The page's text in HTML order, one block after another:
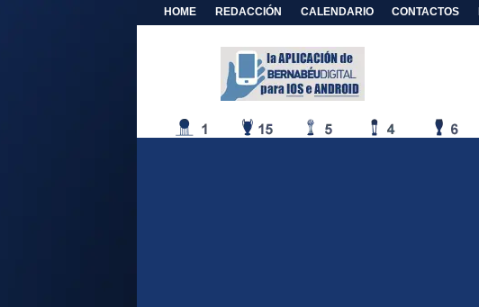
HOME REDACCIÓN CALENDARIO CONTACTOS